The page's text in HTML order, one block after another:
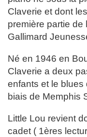
Claverie et dont
première partie
Gallimard
Né en 1946 en
Claverie a deux
enfants et le blues
biais de Memphis
Little Lou revient
cadet ( 1ères